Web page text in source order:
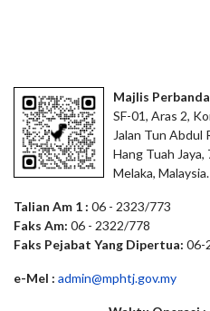
Majlis
SF-01, Aras 2,
Jalan Tun Abdul
Hang Tuah
Melaka, Malaysia.
Talian Am 1 : 06 - 2323/773
Faks Am: 06 - 2322/778
Faks Pejabat Yang Dipertua: 06-
e-Mel : admin@mphtj.gov.my